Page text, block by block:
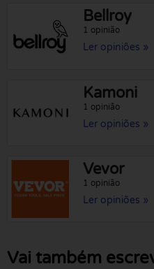
Bellroy
1 opinião
Ler opiniões »
Kamoni
1 opinião
Ler opiniões »
Vevor
1 opinião
Ler opiniões »
Vai também